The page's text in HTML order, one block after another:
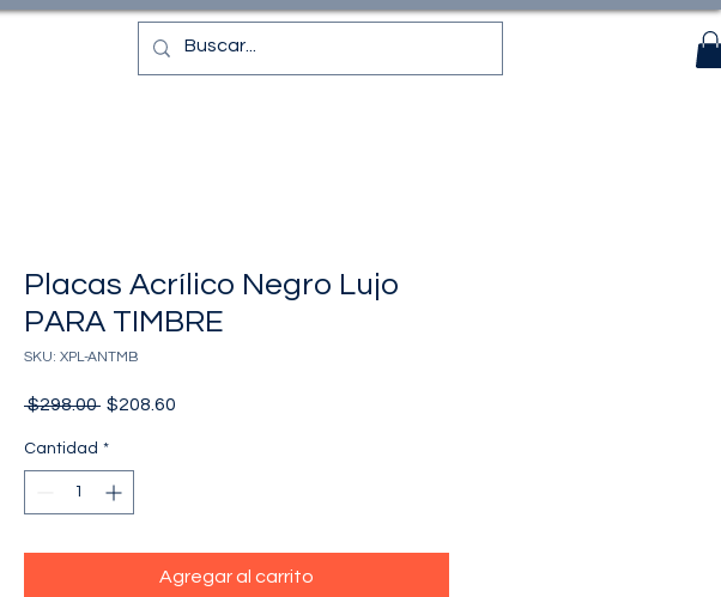
Placas Acrílico Negro Lujo
PARA TIMBRE
SKU: XPL-ANTMB
$298.00 Precio
$208.60
Cantidad *
Agregar al carrito